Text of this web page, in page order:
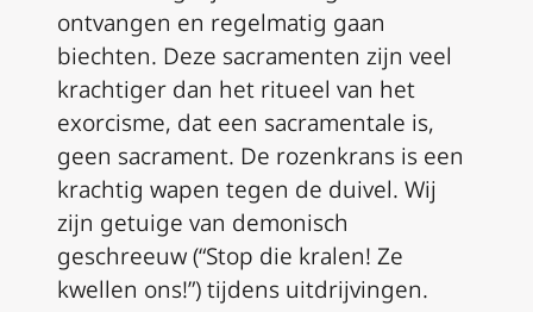
ontvangen en regelmatig gaan
biechten. Deze sacramenten zijn veel
krachtiger dan het ritueel van het
exorcisme, dat een sacramentale is,
geen sacrament. De rozenkrans is een
krachtig wapen tegen de duivel. Wij
zijn getuige van demonisch
geschreeuw (“Stop die kralen! Ze
kwellen ons!”) tijdens uitdrijvingen.